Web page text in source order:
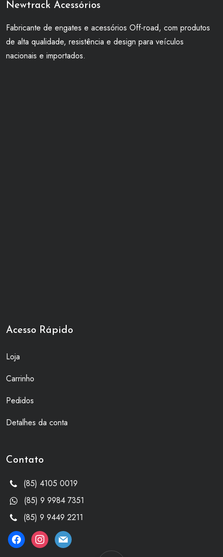
Newtrack Acessórios
Fabricante de engates e acessórios Off-road, com produtos
de alta qualidade, resistência e design para veículos
nacionais e importados.
Acesso Rápido
Loja
Carrinho
Pedidos
Detalhes da conta
Contato
(85) 4105 0019
(85) 9 9984 7351
(85) 9 9449 2211
facebookinstagram
mail